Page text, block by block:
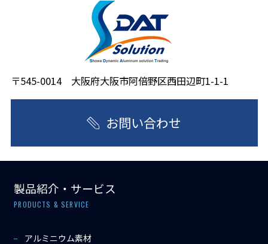
〒545-0014 大阪府大阪市阿倍野区西田辺町1-1-1
お問い合わせ
製品紹介・サービス
PRODUCTS & SERVICE
アルミニウム素材